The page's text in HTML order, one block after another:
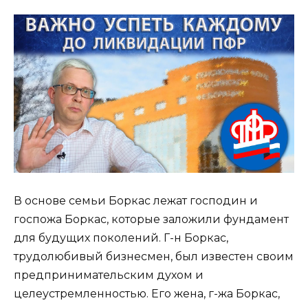
В основе семьи Боркас лежат господин и
госпожа Боркас, которые заложили фундамент
для будущих поколений. Г-н Боркас,
трудолюбивый бизнесмен, был известен своим
предпринимательским духом и
целеустремленностью. Его жена, г-жа Боркас,